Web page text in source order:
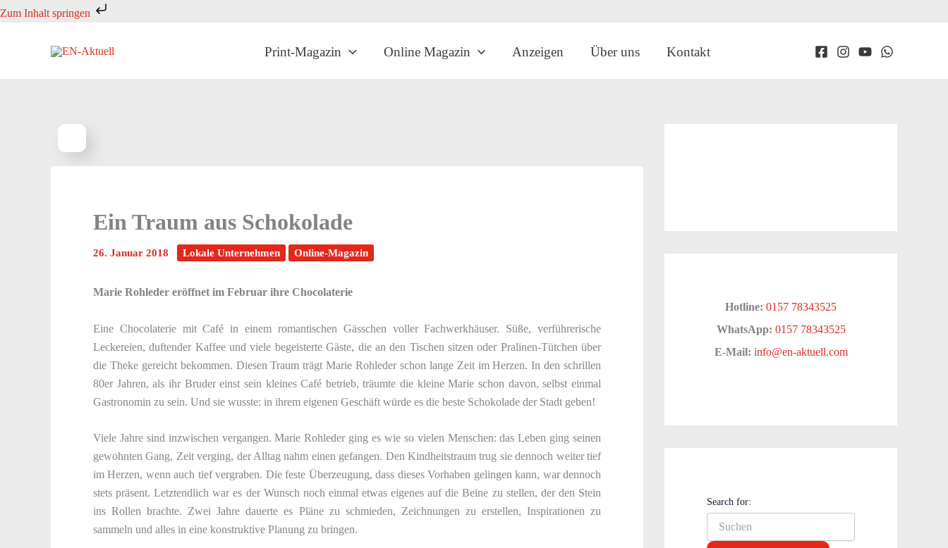
Zum Inhalt springen
Zum
Print-Magazin Online Magazin Anzeigen Über uns Kontakt
Ein Traum aus Schokolade
26. Januar 2018 Lokale Unternehmen Online-Magazin
Marie Rohleder eröffnet im Februar ihre Chocolaterie
Eine Chocolaterie mit Café in einem romantischen Gässchen voller Fachwerkhäuser. Süße, verführerische
Leckereien, duftender Kaffee und viele begeisterte Gäste, die an den Tischen sitzen oder Pralinen-Tütchen über
die Theke gereicht bekommen. Diesen Traum trägt Marie Rohleder schon lange Zeit im Herzen. In den schrillen
80er Jahren, als ihr Bruder einst sein kleines Café betrieb, träumte die kleine Marie schon davon, selbst einmal
Gastronomin zu sein. Und sie wusste: in ihrem eigenen Geschäft würde es die beste Schokolade der Stadt geben!
Viele Jahre sind inzwischen vergangen. Marie Rohleder ging es wie so vielen Menschen: das Leben ging seinen
gewohnten Gang, Zeit verging, der Alltag nahm einen gefangen. Den Kindheitstraum trug sie dennoch weiter tief
im Herzen, wenn auch tief vergraben. Die feste Überzeugung, dass dieses Vorhaben gelingen kann, war dennoch
stets präsent. Letztendlich war es der Wunsch noch einmal etwas eigenes auf die Beine zu stellen, der den Stein
ins Rollen brachte. Zwei Jahre dauerte es Pläne zu schmieden, Zeichnungen zu erstellen, Inspirationen zu
sammeln und alles in eine konstruktive Planung zu bringen.
Hotline: 0157 78343525
WhatsApp: 0157 78343525
E-Mail: info@en-aktuell.com
Search for: